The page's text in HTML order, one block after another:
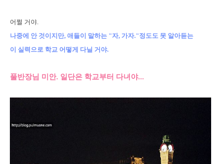
어쩔 거야.
나중에 안 것이지만, 애들이 말하는 "자, 가자."정도도 못 알아듣는
이 실력으로 학교 어떻게 다닐 거야.
풀반장님 미안. 일단은 학교부터 다녀야...